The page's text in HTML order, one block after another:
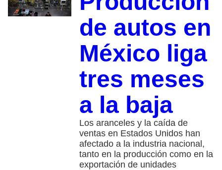
de autos en
México liga
tres meses
a la baja
Los aranceles y la caída de
ventas en Estados Unidos han
afectado a la industria nacional,
tanto en la producción como en la
exportación de unidades